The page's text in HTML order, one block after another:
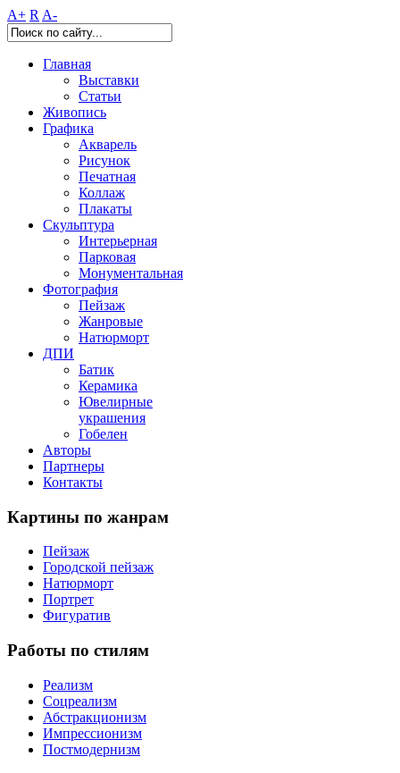
A+ R A-
Главная
Выставки
Статьи
Живопись
Графика
Акварель
Рисунок
Печатная
Коллаж
Плакаты
Скульптура
Интерьерная
Парковая
Монументальная
Фотография
Пейзаж
Жанровые
Натюрморт
ДПИ
Батик
Керамика
Ювелирные
украшения
Гобелен
Авторы
Партнеры
Контакты
Картины по жанрам
Пейзаж
Городской пейзаж
Натюрморт
Портрет
Фигуратив
Работы по стилям
Реализм
Соцреализм
Абстракционизм
Импрессионизм
Постмодернизм